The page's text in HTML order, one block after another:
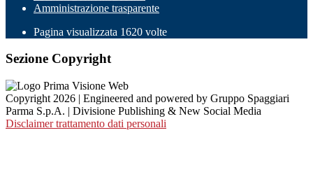
Amministrazione trasparente
Pagina visualizzata 1620 volte
Sezione Copyright
Copyright 2026 | Engineered and powered by Gruppo Spaggiari
Parma S.p.A. | Divisione Publishing & New Social Media
Disclaimer trattamento dati personali